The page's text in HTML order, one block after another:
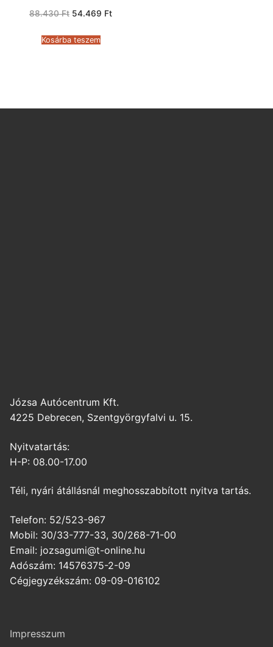
88.430Ft Original
88.430 Ft.
54.469 FtCurrent
Kosárba teszem
Józsa Autócentrum Kft.
4225 Debrecen, Szentgyörgyfalvi u. 15.
Nyitvatartás:
H-P: 08.00-17.00
Téli, nyári átállásnál meghosszabbított nyitva tartás.
Telefon: 52/523-967
Mobil: 30/33-777-33, 30/268-71-00
Email: jozsagumi@t-online.hu
Adószám: 14576375-2-09
Cégjegyzékszám: 09-09-016102
Impresszum